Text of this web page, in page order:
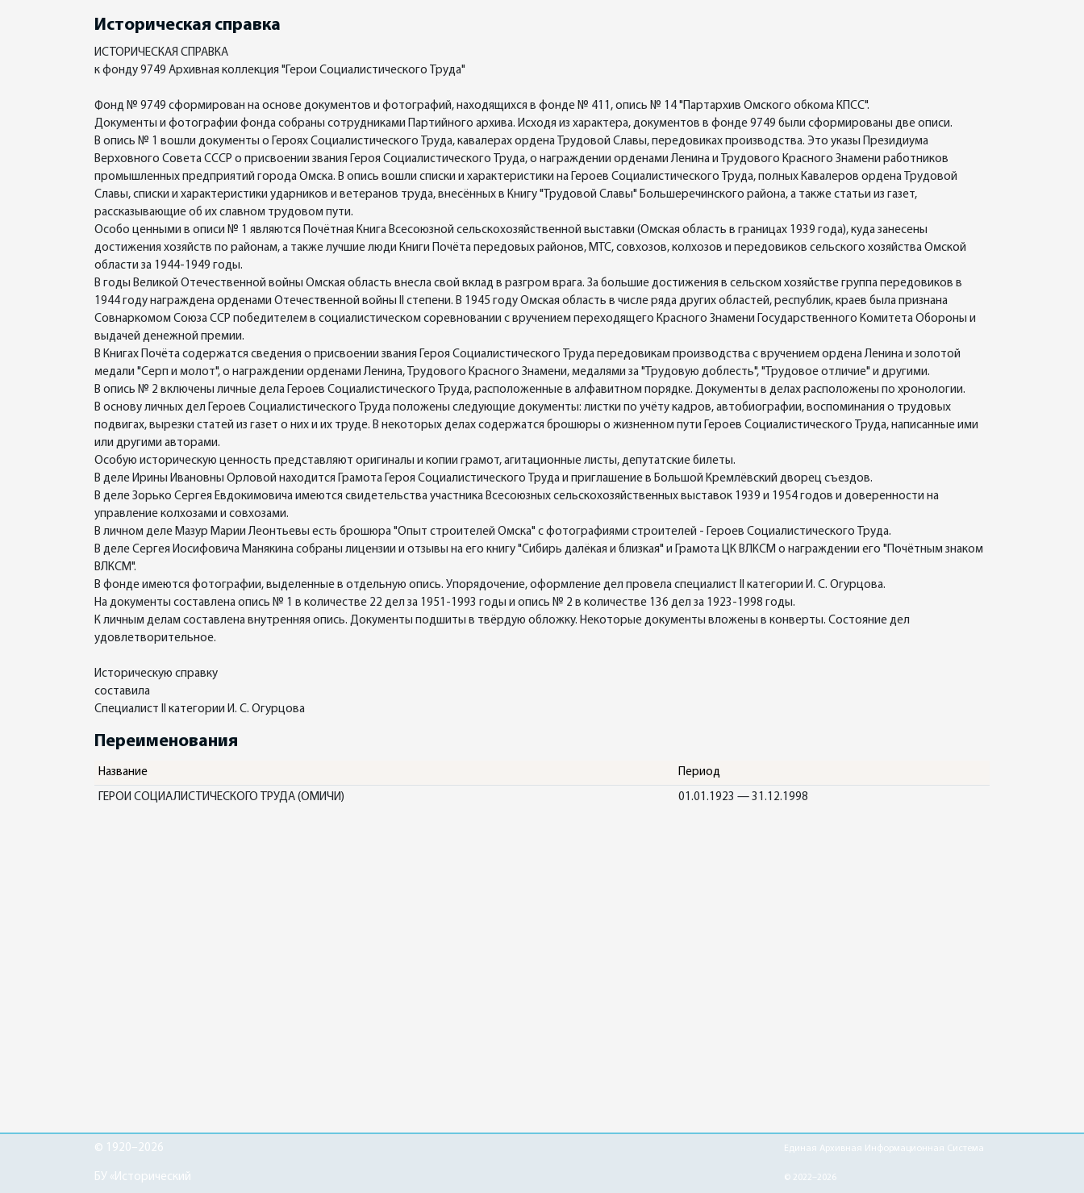
Историческая справка
ИСТОРИЧЕСКАЯ СПРАВКА
к фонду 9749 Архивная коллекция "Герои Социалистического Труда"
Фонд № 9749 сформирован на основе документов и фотографий, находящихся в фонде № 411, опись № 14 "Партархив Омского обкома КПСС".
Документы и фотографии фонда собраны сотрудниками Партийного архива. Исходя из характера, документов в фонде 9749 были сформированы две описи.
В опись № 1 вошли документы о Героях Социалистического Труда, кавалерах ордена Трудовой Славы, передовиках производства. Это указы Президиума
Верховного Совета СССР о присвоении звания Героя Социалистического Труда, о награждении орденами Ленина и Трудового Красного Знамени работников
промышленных предприятий города Омска. В опись вошли списки и характеристики на Героев Социалистического Труда, полных Кавалеров ордена Трудовой
Славы, списки и характеристики ударников и ветеранов труда, внесённых в Книгу "Трудовой Славы" Большеречинского района, а также статьи из газет,
рассказывающие об их славном трудовом пути.
Особо ценными в описи № 1 являются Почётная Книга Всесоюзной сельскохозяйственной выставки (Омская область в границах 1939 года), куда занесены
достижения хозяйств по районам, а также лучшие люди Книги Почёта передовых районов, МТС, совхозов, колхозов и передовиков сельского хозяйства Омской
области за 1944-1949 годы.
В годы Великой Отечественной войны Омская область внесла свой вклад в разгром врага. За большие достижения в сельском хозяйстве группа передовиков в
1944 году награждена орденами Отечественной войны II степени. В 1945 году Омская область в числе ряда других областей, республик, краев была признана
Совнаркомом Союза ССР победителем в социалистическом соревновании с вручением переходящего Красного Знамени Государственного Комитета Обороны и
выдачей денежной премии.
В Книгах Почёта содержатся сведения о присвоении звания Героя Социалистического Труда передовикам производства с вручением ордена Ленина и золотой
медали "Серп и молот", о награждении орденами Ленина, Трудового Красного Знамени, медалями за "Трудовую доблесть", "Трудовое отличие" и другими.
В опись № 2 включены личные дела Героев Социалистического Труда, расположенные в алфавитном порядке. Документы в делах расположены по хронологии.
В основу личных дел Героев Социалистического Труда положены следующие документы: листки по учёту кадров, автобиографии, воспоминания о трудовых
подвигах, вырезки статей из газет о них и их труде. В некоторых делах содержатся брошюры о жизненном пути Героев Социалистического Труда, написанные ими
или другими авторами.
Особую историческую ценность представляют оригиналы и копии грамот, агитационные листы, депутатские билеты.
В деле Ирины Ивановны Орловой находится Грамота Героя Социалистического Труда и приглашение в Большой Кремлёвский дворец съездов.
В деле Зорько Сергея Евдокимовича имеются свидетельства участника Всесоюзных сельскохозяйственных выставок 1939 и 1954 годов и доверенности на
управление колхозами и совхозами.
В личном деле Мазур Марии Леонтьевы есть брошюра "Опыт строителей Омска" с фотографиями строителей - Героев Социалистического Труда.
В деле Сергея Иосифовича Манякина собраны лицензии и отзывы на его книгу "Сибирь далёкая и близкая" и Грамота ЦК ВЛКСМ о награждении его "Почётным знаком
ВЛКСМ".
В фонде имеются фотографии, выделенные в отдельную опись. Упорядочение, оформление дел провела специалист II категории И. С. Огурцова.
На документы составлена опись № 1 в количестве 22 дел за 1951-1993 годы и опись № 2 в количестве 136 дел за 1923-1998 годы.
К личным делам составлена внутренняя опись. Документы подшиты в твёрдую обложку. Некоторые документы вложены в конверты. Состояние дел
удовлетворительное.
Историческую справку
составила
Специалист II категории И. С. Огурцова
Переименования
Название Период
ГЕРОИ СОЦИАЛИСТИЧЕСКОГО ТРУДА (ОМИЧИ) 01.01.1923 — 31.12.1998
© 1920–2026
БУ «Исторический
Единая Архивная Информационная Система
© 2022–2026